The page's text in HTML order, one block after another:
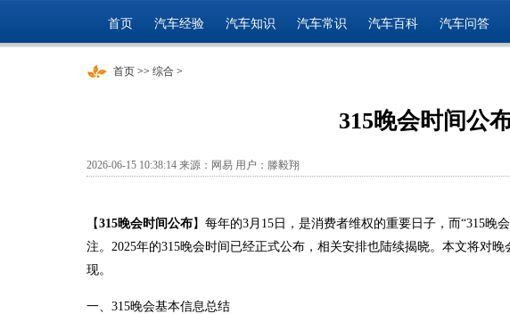
首页 汽车经验 汽车知识 汽车常识 汽车百科 汽车问答
首页 >> 综合 >
315晚会时间公
2026-06-15 10:38:14 来源：网易 用户：滕毅翔
【315晚会时间公布】每年的3月15日，是消费者维权的重要日子，而“315晚
注。2025年的315晚会时间已经正式公布，相关安排也陆续揭晓。本文将对
现。
一、315晚会基本信息总结